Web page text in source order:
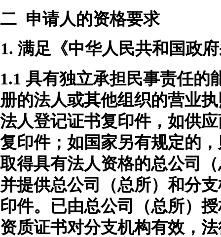
二 申请人的资格要求
1. 满足《中华人民共和国政
1.1 具有独立承担民事责任的
册的法人或其他组织的营业
法人登记证书复印件，如供
复印件；如国家另有规定的
取得具有法人资格的总公司
并提供总公司（总所）和分
印件。已由总公司（总所）
资质证书对分支机构有效，